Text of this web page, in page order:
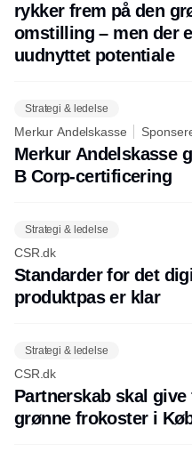
rykker frem på den
omstilling – men der
uudnyttet potentiale
Strategi & ledelse
Merkur Andelskasse
Merkur Andelskasse
B Corp-certificering
Strategi & ledelse
CSR.dk
Standarder for det
produktpas er klar
Strategi & ledelse
CSR.dk
Partnerskab skal
grønne frokoster i